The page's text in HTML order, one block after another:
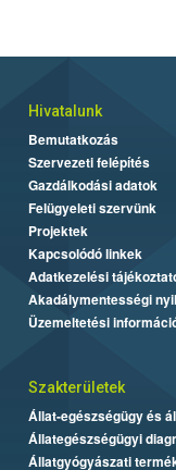
Hivatalunk
Bemutatkozás
Szervezeti felépítés
Gazdálkodási adatok
Felügyeleti szervünk
Projektek
Kapcsolódó linkek
Adatkezelési
Akadálymentességi
Üzemeltetési
Szakterületek
Állat-egészségügy és
Állategészségügyi
Állatgyógyászati